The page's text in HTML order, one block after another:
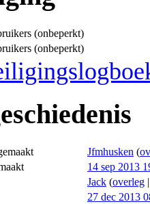
(onbeperkt)
(onbeperkt)
Jfmhusken (
14 sep 2013
Jack (overleg
27 dec 2013